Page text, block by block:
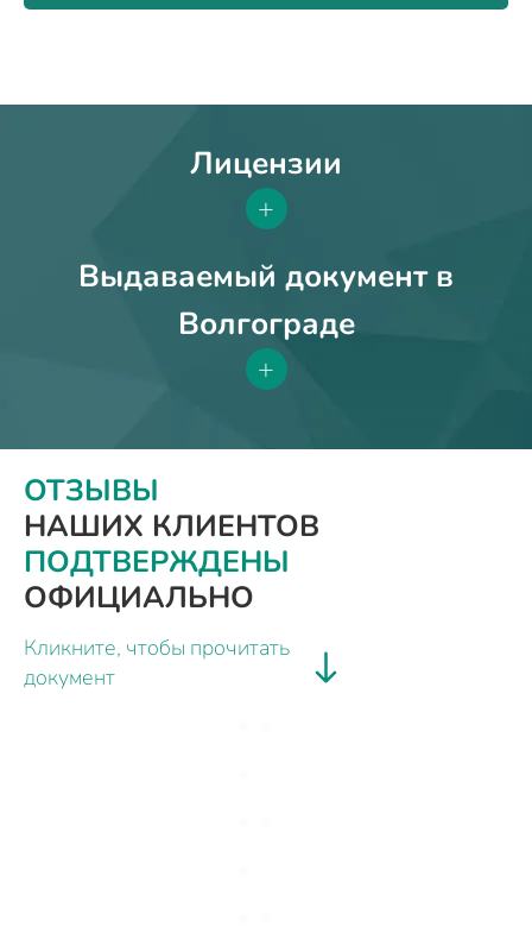
Лицензии
+
Выдаваемый документ в
Волгограде
+
ОТЗЫВЫ
НАШИХ КЛИЕНТОВ
ПОДТВЕРЖДЕНЫ
ОФИЦИАЛЬНО
Кликните, чтобы прочитать
документ